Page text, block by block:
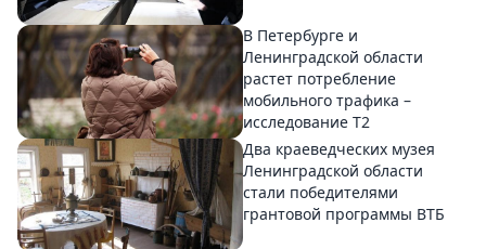
В Петербурге и
Ленинградской области
растет потребление
мобильного трафика –
исследование T2
Два краеведческих музея
Ленинградской области
стали победителями
грантовой программы ВТБ